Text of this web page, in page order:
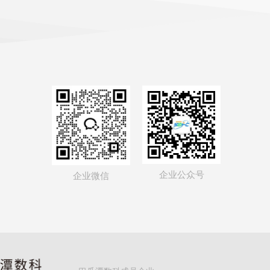
企业微信 企业公众号